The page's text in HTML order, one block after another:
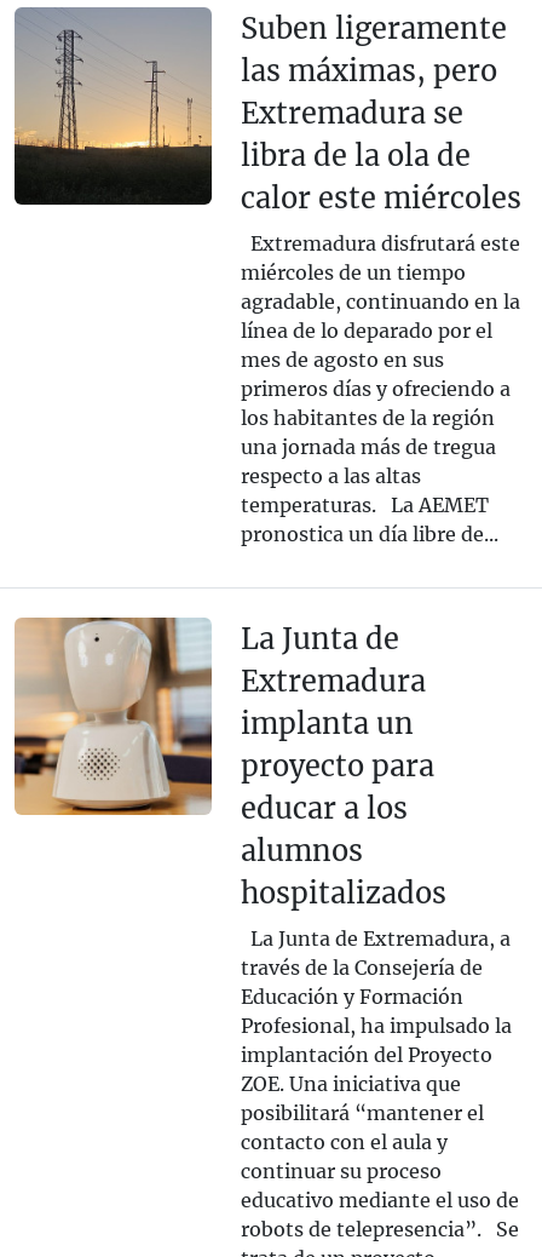
Suben ligeramente
las máximas, pero
Extremadura se
libra de la ola de
calor este miércoles
Extremadura disfrutará este
miércoles de un tiempo
agradable, continuando en la
línea de lo deparado por el
mes de agosto en sus
primeros días y ofreciendo a
los habitantes de la región
una jornada más de tregua
respecto a las altas
temperaturas. La AEMET
pronostica un día libre de...
La Junta de
Extremadura
implanta un
proyecto para
educar a los
alumnos
hospitalizados
La Junta de Extremadura, a
través de la Consejería de
Educación y Formación
Profesional, ha impulsado la
implantación del Proyecto
ZOE. Una iniciativa que
posibilitará “mantener el
contacto con el aula y
continuar su proceso
educativo mediante el uso de
robots de telepresencia”. Se